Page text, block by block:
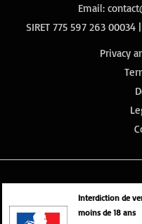
Email:
SIRET 775 597 263
Privacy
Interdiction de
moins de 18 ans